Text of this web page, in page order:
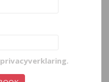
privacyverklaring.